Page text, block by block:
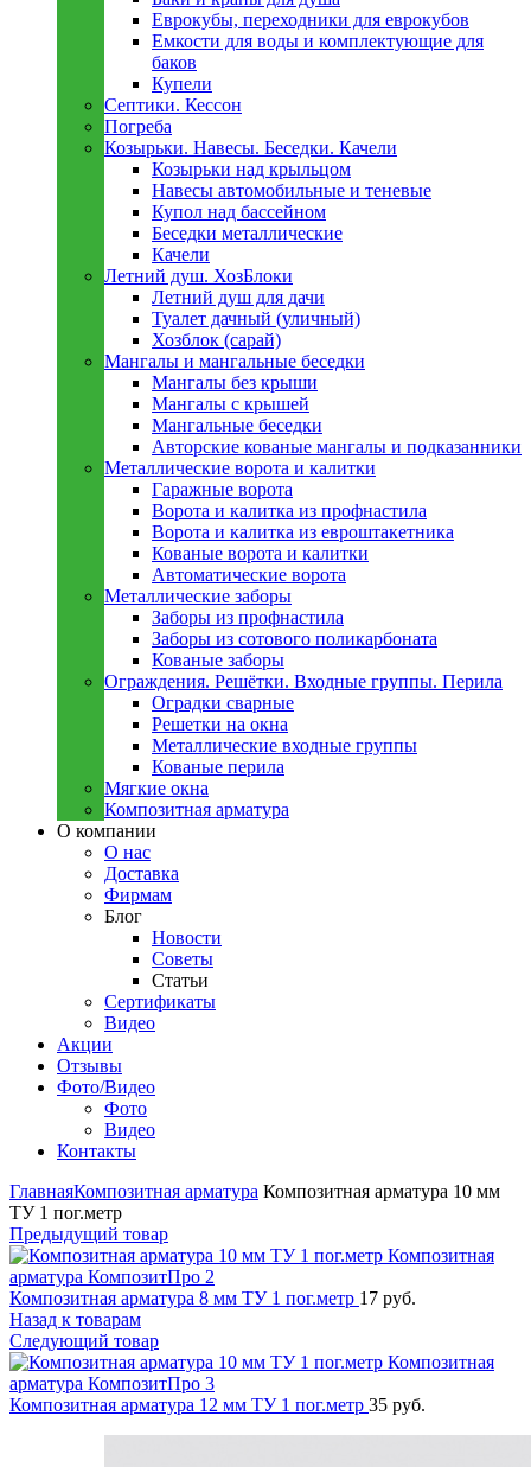
Еврокубы, переходники для еврокубов
Емкости для воды и комплектующие для
баков
Купели
Септики. Кессон
Погреба
Козырьки. Навесы. Беседки. Качели
Козырьки над крыльцом
Навесы автомобильные и теневые
Купол над бассейном
Беседки металлическиe
Качели
Летний душ. ХозБлоки
Летний душ для дачи
Туалет дачный (уличный)
Хозблок (сарай)
Мангалы и мангальные беседки
Мангалы без крыши
Мангалы с крышей
Мангальные беседки
Авторские кованые мангалы и подказанники
Металлическиe ворота и калитки
Гаражные ворота
Ворота и калитка из профнастила
Ворота и калитка из евроштакетника
Кованые ворота и калитки
Автоматические ворота
Металлическиe заборы
Заборы из профнастила
Заборы из сотового поликарбоната
Кованые заборы
Ограждения. Решётки. Входные группы. Перила
Оградки сварные
Решетки на окна
Металлические входные группы
Кованые перила
Мягкие окна
Композитная арматура
О компании
О нас
Доставка
Фирмам
Блог
Новости
Советы
Статьи
Сертификаты
Видео
Акции
Отзывы
Фото/Видео
Фото
Видео
Контакты
ГлавнаяКомпозитная арматура Композитная арматура 10 мм
ТУ 1 пог.метр
Предыдущий товар
Композитная арматура 8 мм ТУ 1 пог.метр 17 руб.
Назад к товарам
Следующий товар
Композитная арматура 12 мм ТУ 1 пог.метр 35 руб.